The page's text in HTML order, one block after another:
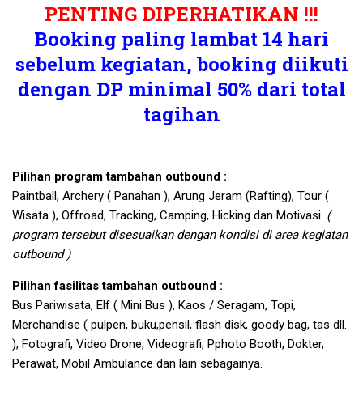
PENTING DIPERHATIKAN !!!
Booking paling lambat 14 hari
sebelum kegiatan, booking diikuti
dengan DP minimal 50% dari total
tagihan
Pilihan program tambahan outbound :
Paintball, Archery ( Panahan ), Arung Jeram (Rafting), Tour (
Wisata ), Offroad, Tracking, Camping, Hicking dan Motivasi. (
program tersebut disesuaikan dengan kondisi di area kegiatan
outbound )
Pilihan fasilitas tambahan outbound :
Bus Pariwisata, Elf ( Mini Bus ), Kaos / Seragam, Topi,
Merchandise ( pulpen, buku,pensil, flash disk, goody bag, tas dll.
), Fotografi, Video Drone, Videografi, Pphoto Booth, Dokter,
Perawat, Mobil Ambulance dan lain sebagainya.